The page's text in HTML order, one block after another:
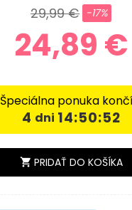
24,89 €
29,99 € -17%
Špeciálna ponuka
4 dni 14:50:52
shopping_cart PRIDAŤ DO KOŠÍKA